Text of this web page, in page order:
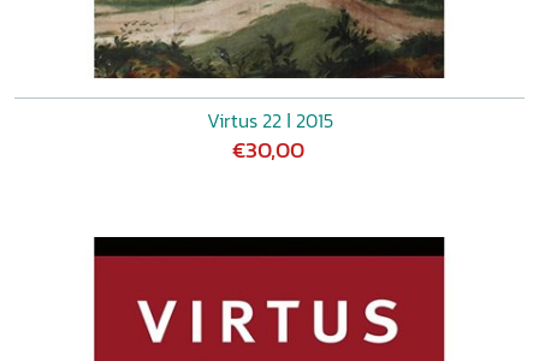
Virtus 22 ǀ 2015
€30,00